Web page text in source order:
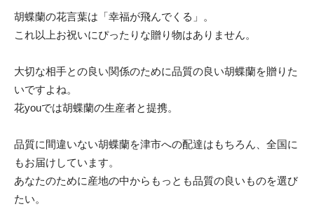
胡蝶蘭の花言葉は「幸福が飛んでくる」。
これ以上お祝いにぴったりな贈り物はありません。
大切な相手との良い関係のために品質の良い胡蝶蘭を贈りた
いですよね。
花youでは胡蝶蘭の生産者と提携。
品質に間違いない胡蝶蘭を津市への配達はもちろん、全国に
もお届けしています。
あなたのために産地の中からもっとも品質の良いものを選び
たい。